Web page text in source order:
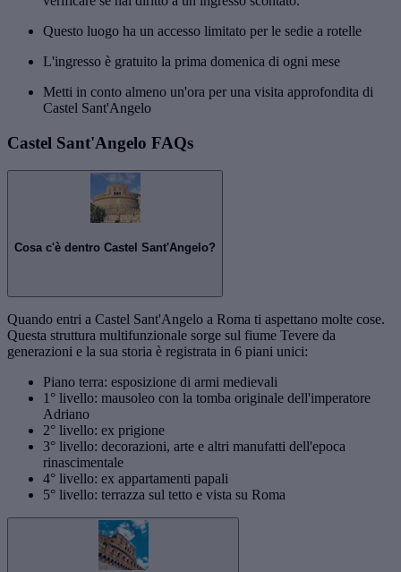
Questo luogo ha un accesso limitato per le sedie a rotelle
L'ingresso è gratuito la prima domenica di ogni mese
Metti in conto almeno un'ora per una visita approfondita di
Castel Sant'Angelo
Castel Sant'Angelo FAQs
Cosa c'è dentro Castel Sant'Angelo?
Quando entri a Castel Sant'Angelo a Roma ti aspettano molte cose.
Questa struttura multifunzionale sorge sul fiume Tevere da
generazioni e la sua storia è registrata in 6 piani unici:
Piano terra: esposizione di armi medievali
1° livello: mausoleo con la tomba originale dell'imperatore
Adriano
2° livello: ex prigione
3° livello: decorazioni, arte e altri manufatti dell'epoca
rinascimentale
4° livello: ex appartamenti papali
5° livello: terrazza sul tetto e vista su Roma